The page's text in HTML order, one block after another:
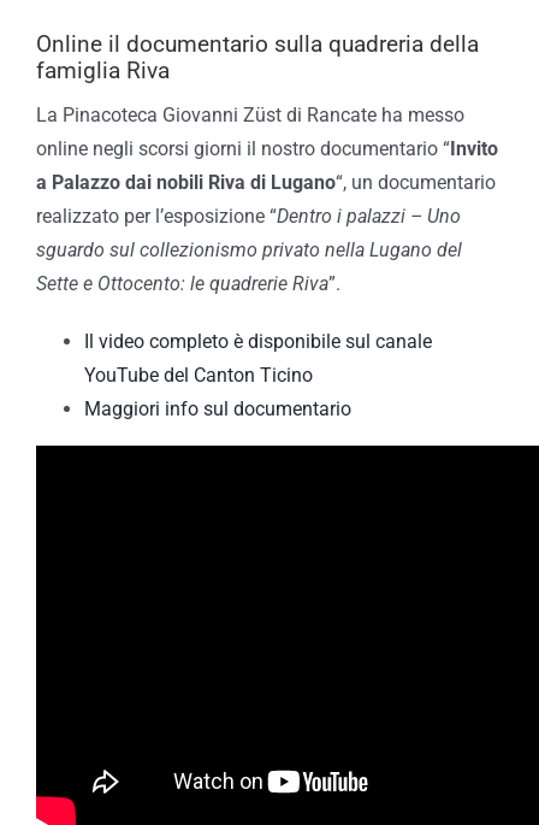
Online il documentario sulla quadreria della
famiglia Riva
La Pinacoteca Giovanni Züst di Rancate ha messo
online negli scorsi giorni il nostro documentario “ Invito
a Palazzo dai nobili Riva di Lugano“, un documentario
realizzato per l’esposizione “Dentro i palazzi – Uno
sguardo sul collezionismo privato nella Lugano del
Sette e Ottocento: le quadrerie Riva”.
Il video completo è disponibile sul canale
YouTube del Canton Ticino
Maggiori info sul documentario